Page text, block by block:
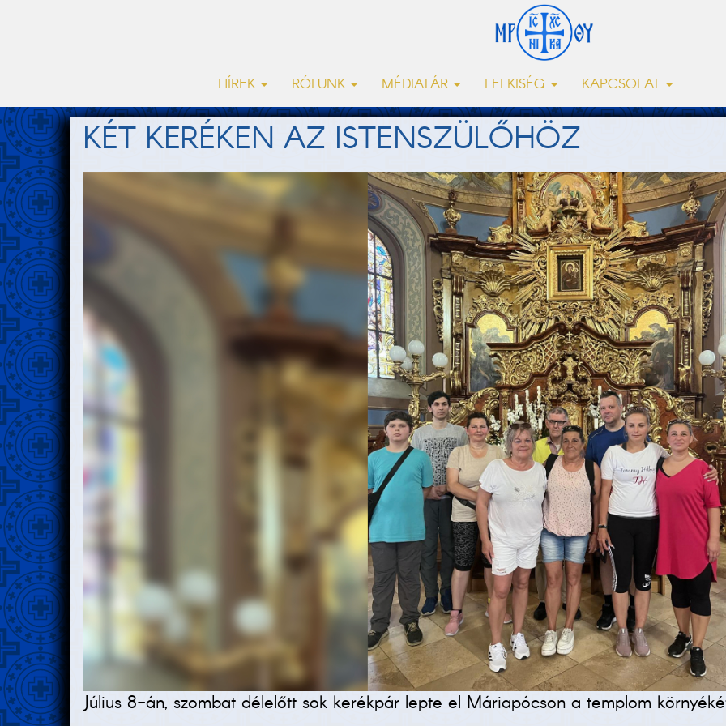
HÍREK RÓLUNK MÉDIATÁR LELKISÉG KAPCSOLAT
KÉT KERÉKEN AZ ISTENSZÜLŐHÖZ
Július 8-án, szombat délelőtt sok kerékpár lepte el Máriapócson a templom